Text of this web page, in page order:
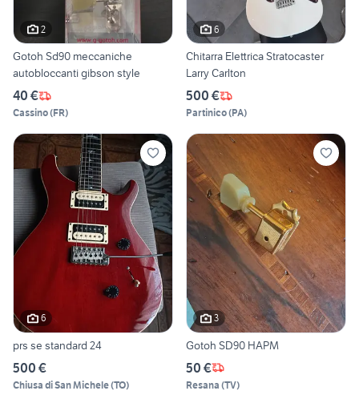
2
Gotoh Sd90 meccaniche
autobloccanti gibson style
40 €
Cassino(FR)
6
Chitarra Elettrica Stratocaster
Larry Carlton
500 €
Partinico(PA)
6
prs se standard 24
500 €
Chiusa di San Michele(TO)
3
Gotoh SD90 HAPM
50 €
Resana (TV)